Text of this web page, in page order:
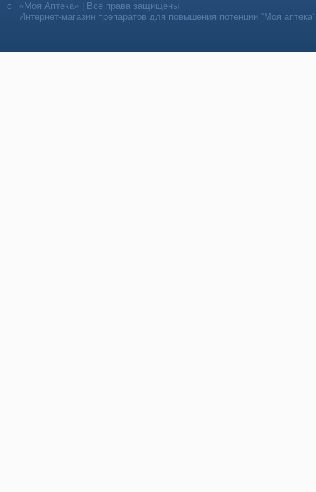
«Моя Аптека» | Все права защищены
Интернет-магазин препаратов для повышения потенции “Моя